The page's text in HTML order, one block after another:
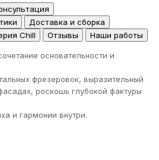
Доставка и сборка
Chill Отзывы Наши работы
основательности и
фрезеровок, выразительный
роскошь глубокой фактуры
и гармонии внутри.